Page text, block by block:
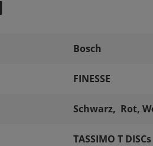
Bosch
FINESSE
Schwarz, Rot,
TASSIMO T DISCs